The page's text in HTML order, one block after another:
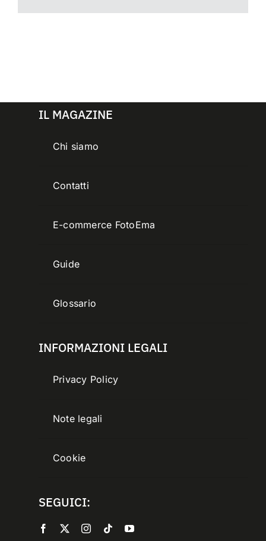
IL MAGAZINE
Chi siamo
Contatti
E-commerce FotoEma
Guide
Glossario
INFORMAZIONI LEGALI
Privacy Policy
Note legali
Cookie
SEGUICI: